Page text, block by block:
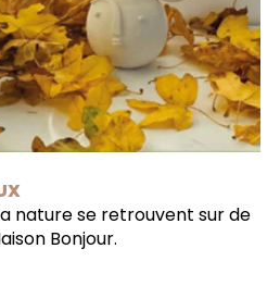
nature se retrouvent sur de
Bonjour.